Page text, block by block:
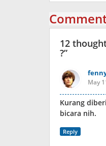
12
?”
May
Kurang
bicara nih.
Reply